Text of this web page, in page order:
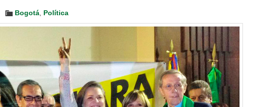
Bogotá Política